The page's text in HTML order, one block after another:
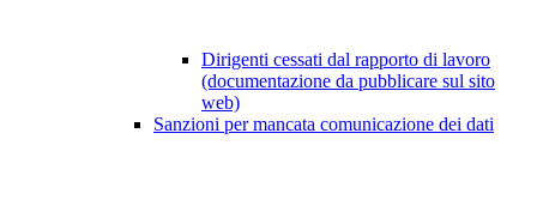
Dirigenti cessati dal rapporto di lavoro
(documentazione da pubblicare sul sito
web)
Sanzioni per mancata comunicazione dei dati